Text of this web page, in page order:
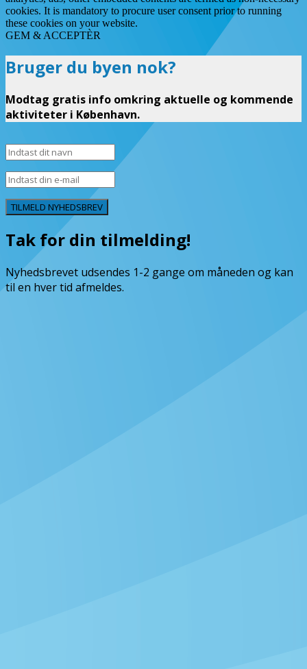
cookies. It is mandatory to procure user consent prior to running
these cookies on your website.
GEM & ACCEPTÈR
Bruger du byen nok?
Modtag gratis info omkring aktuelle og kommende
aktiviteter i København.
TILMELD NYHEDSBREV
Tak for din tilmelding!
Nyhedsbrevet udsendes 1-2 gange om måneden og kan
til en hver tid afmeldes.